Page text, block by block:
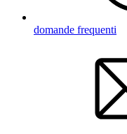
domande frequenti